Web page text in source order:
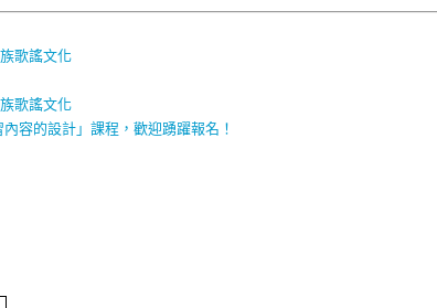
歌謠文化
歌謠文化
容的設計」課程，歡迎踴躍報名！